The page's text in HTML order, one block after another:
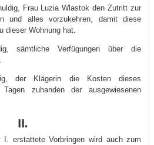
Frau Luzia Wlastok den Zutritt zur
und alles vorzukehren, damit diese
dieser Wohnung hat.
sämtliche Verfügungen über die
der Klägerin die Kosten dieses
zuhanden der ausgewiesenen
II.
erstattete Vorbringen wird auch zum